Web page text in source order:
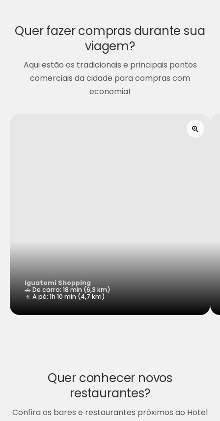
Quer fazer compras durante sua
viagem?
Aqui estão os tradicionais e principais pontos
comerciais da cidade para compras com
economia!
Iguatemi Shopping
🚗 De carro: 18 min (6,3 km)
🚶 A pé: 1h 10 min (4,7 km)
Quer conhecer novos
restaurantes?
Confira os bares e restaurantes próximos ao Hotel